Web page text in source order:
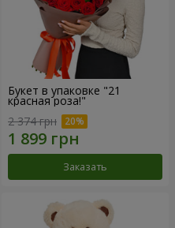
Букет в упаковке "21
красная роза!"
2 374 грн
Заказать